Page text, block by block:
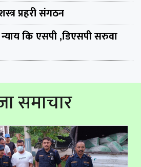
प्रहरी संगठन
कि एसपी ,डिएसपी सरुवा
समाचार